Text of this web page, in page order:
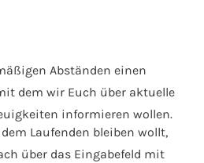
Abständen einen
dem wir Euch über aktuelle
informieren wollen.
Laufenden bleiben wollt,
über das Eingabefeld mit